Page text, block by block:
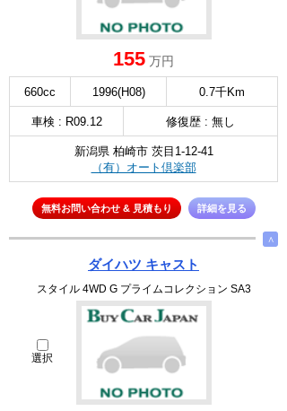
155 万円
660cc 1996(H08) 0.7千Km
車検 : R09.12 修復歴 : 無し
新潟県 柏崎市 茨目1-12-41
（有）オート倶楽部
無料お問い合わせ & 見積もり 詳細を見る
∧
ダイハツ キャスト
スタイル 4WD G プライムコレクション SA3
選択